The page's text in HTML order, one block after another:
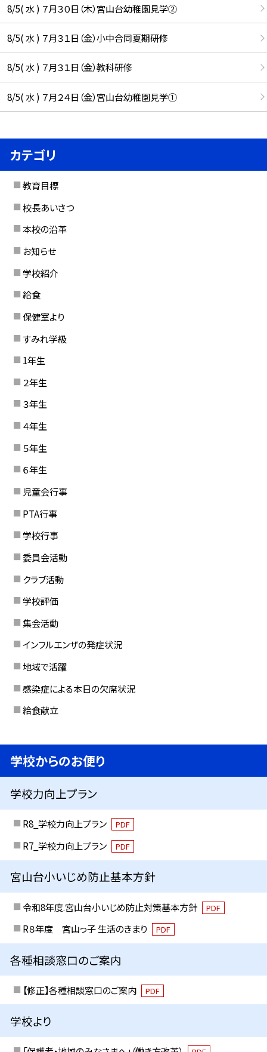
8/5( 水 ) ７月３０日（木）宮山台幼稚園見学②
8/5( 水 ) ７月３１日（金）小中合同夏期研修
8/5( 水 ) ７月３１日（金）教科研修
8/5( 水 ) ７月２４日（金）宮山台幼稚園見学①
カテゴリ
教育目標
校長あいさつ
本校の沿革
お知らせ
学校紹介
給食
保健室より
すみれ学級
1年生
２年生
３年生
４年生
５年生
６年生
児童会行事
PTA行事
学校行事
委員会活動
クラブ活動
学校評価
集会活動
インフルエンザの発症状況
地域で活躍
感染症による本日の欠席状況
給食献立
学校からのお便り
学校力向上プラン
R8_学校力向上プラン PDF
R7_学校力向上プラン PDF
宮山台小いじめ防止基本方針
令和8年度.宮山台小いじめ防止対策基本方針 PDF
R８年度 宮山っ子 生活のきまり PDF
各種相談窓口のご案内
【修正】各種相談窓口のご案内 PDF
学校より